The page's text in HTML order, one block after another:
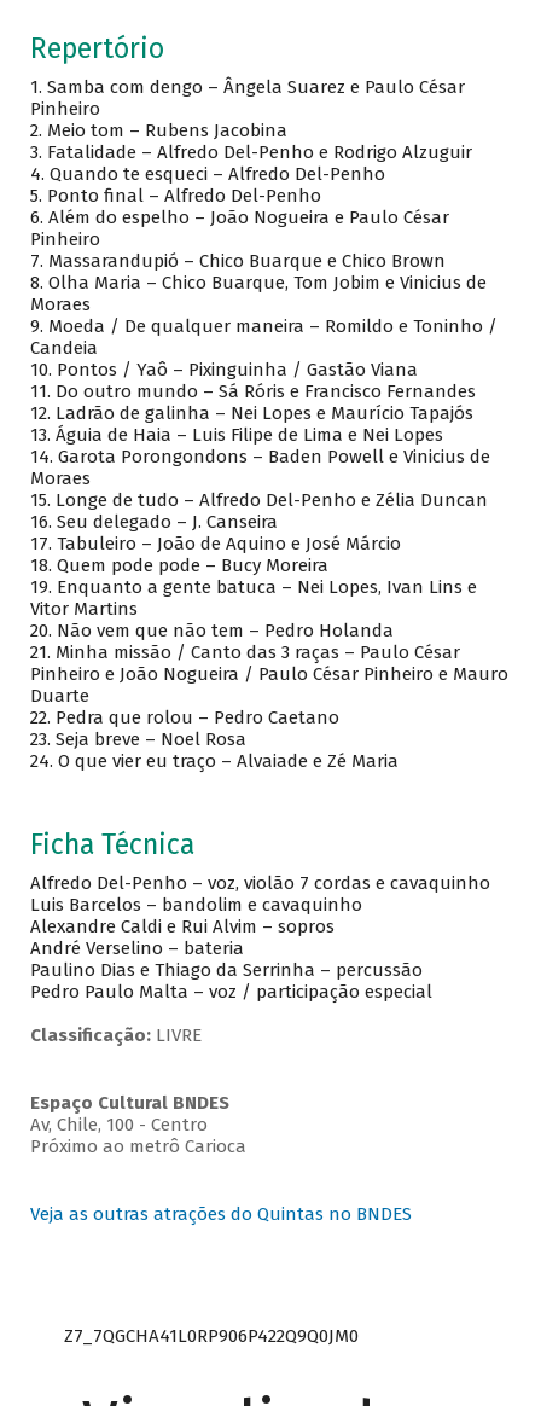
Repertório
1. Samba com dengo – Ângela Suarez e Paulo César
Pinheiro
2. Meio tom – Rubens Jacobina
3. Fatalidade – Alfredo Del-Penho e Rodrigo Alzuguir
4. Quando te esqueci – Alfredo Del-Penho
5. Ponto final – Alfredo Del-Penho
6. Além do espelho – João Nogueira e Paulo César
Pinheiro
7. Massarandupió – Chico Buarque e Chico Brown
8. Olha Maria – Chico Buarque, Tom Jobim e Vinicius de
Moraes
9. Moeda / De qualquer maneira – Romildo e Toninho /
Candeia
10. Pontos / Yaô – Pixinguinha / Gastão Viana
11. Do outro mundo – Sá Róris e Francisco Fernandes
12. Ladrão de galinha – Nei Lopes e Maurício Tapajós
13. Águia de Haia – Luis Filipe de Lima e Nei Lopes
14. Garota Porongondons – Baden Powell e Vinicius de
Moraes
15. Longe de tudo – Alfredo Del-Penho e Zélia Duncan
16. Seu delegado – J. Canseira
17. Tabuleiro – João de Aquino e José Márcio
18. Quem pode pode – Bucy Moreira
19. Enquanto a gente batuca – Nei Lopes, Ivan Lins e
Vitor Martins
20. Não vem que não tem – Pedro Holanda
21. Minha missão / Canto das 3 raças – Paulo César
Pinheiro e João Nogueira / Paulo César Pinheiro e Mauro
Duarte
22. Pedra que rolou – Pedro Caetano
23. Seja breve – Noel Rosa
24. O que vier eu traço – Alvaiade e Zé Maria
Ficha Técnica
Alfredo Del-Penho – voz, violão 7 cordas e cavaquinho
Luis Barcelos – bandolim e cavaquinho
Alexandre Caldi e Rui Alvim – sopros
André Verselino – bateria
Paulino Dias e Thiago da Serrinha – percussão
Pedro Paulo Malta – voz / participação especial
Classificação: LIVRE
Espaço Cultural BNDES
Av, Chile, 100 - Centro
Próximo ao metrô Carioca
Veja as outras atrações do Quintas no BNDES
Z7_7QGCHA41L0RP906P422Q9Q0JM0